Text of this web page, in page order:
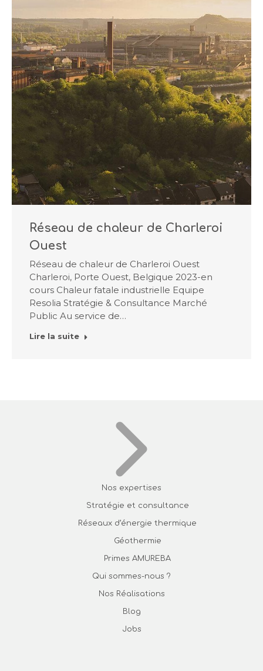
Réseau de chaleur de Charleroi
Ouest
Réseau de chaleur de Charleroi Ouest
Charleroi, Porte Ouest, Belgique 2023-en
cours Chaleur fatale industrielle Equipe
Resolia Stratégie & Consultance Marché
Public Au service de…
Lire la suite
Nos expertises
Stratégie et consultance
Réseaux d’énergie thermique
Géothermie
Primes AMUREBA
Qui sommes-nous ?
Nos Réalisations
Blog
Jobs